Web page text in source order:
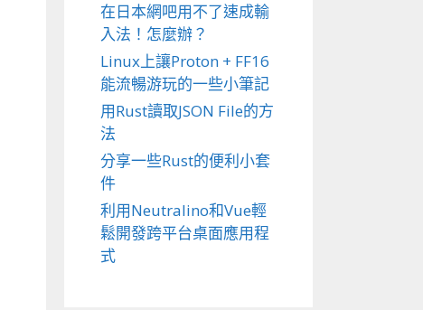
在日本網吧用不了速成輸
入法！怎麼辦？
Linux上讓Proton + FF16
能流暢游玩的一些小筆記
用Rust讀取JSON File的方
法
分享一些Rust的便利小套
件
利用Neutralino和Vue輕
鬆開發跨平台桌面應用程
式